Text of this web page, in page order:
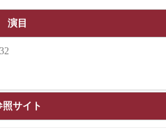
演目
照サイト